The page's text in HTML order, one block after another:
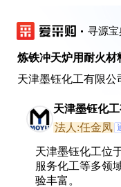
寻源宝
炼铁冲天炉用耐火材
天津墨钰化工有限公
天津墨钰化工
法人:任金凤
天津墨钰化工位
服务化工等多领
验丰富。